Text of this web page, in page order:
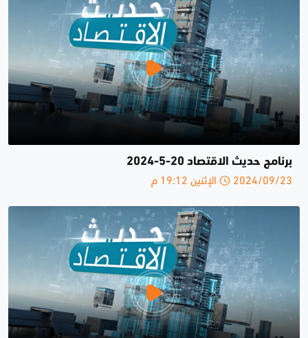
برنامج حديث الاقتصاد 20-5-2024
2024/09/23 الإثنين 19:12 م